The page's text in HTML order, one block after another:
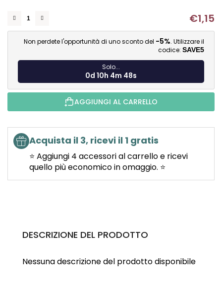
€1,15
Non perdete l'opportunità di uno sconto del -5%. Utilizzare il
codice: SAVE5
Solo...
0d 10h 4m 48s
AGGIUNGI AL CARRELLO
Acquista il 3, ricevi il 1 gratis
⭐ Aggiungi 4 accessori al carrello e ricevi
quello più economico in omaggio. ⭐
su
5
stelle.
DESCRIZIONE DEL PRODOTTO
Nessuna descrizione del prodotto disponibile